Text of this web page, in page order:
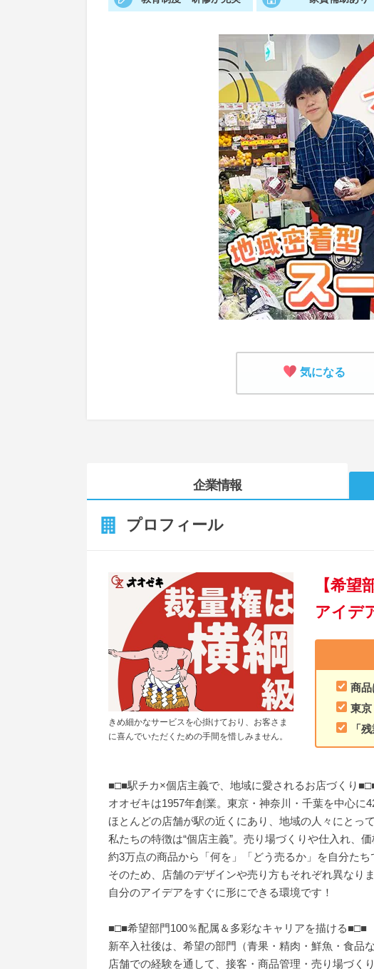
気になる
企業情報
プロフィール
【希
アイデ
商
東
「
きめ細かなサービスを心掛けており、お客さま
に喜んでいただくための手間を惜しみません。
■□■駅チカ×個店主義で、地域に愛されるお店づくり
オオゼキは1957年創業。東京・神奈川・千葉を中心に
ほとんどの店舗が駅の近くにあり、地域の人々にとっ
私たちの特徴は“個店主義”。売り場づくりや仕入れ、
約3万点の商品から「何を」「どう売るか」を自分たち
そのため、店舗のデザインや売り方もそれぞれ異なりま
自分のアイデアをすぐに形にできる環境です！
■□■希望部門100％配属＆多彩なキャリアを描ける■□■
新卒入社後は、希望の部門（青果・精肉・鮮魚・食品な
店舗での経験を通して、接客・商品管理・売り場づく